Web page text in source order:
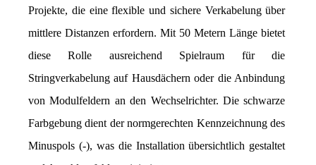
Projekte, die eine flexible und sichere Verkabelung über
mittlere Distanzen erfordern. Mit 50 Metern Länge bietet
diese Rolle ausreichend Spielraum für die
Stringverkabelung auf Hausdächern oder die Anbindung
von Modulfeldern an den Wechselrichter. Die schwarze
Farbgebung dient der normgerechten Kennzeichnung des
Minuspols (-), was die Installation übersichtlich gestaltet